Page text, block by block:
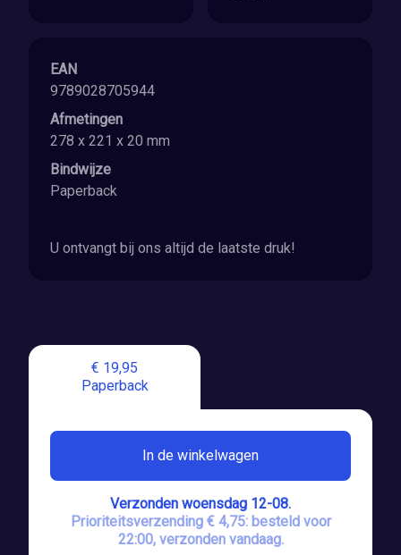
€ 19,95
Paperback
In de winkelwagen
Verzonden woensdag 12-08.
Prioriteitsverzending € 4,75: besteld voor
22:00, verzonden vandaag.
EAN
9789028705944
Afmetingen
278 x 221 x 20 mm
Bindwijze
Paperback
U ontvangt bij ons altijd de laatste druk!